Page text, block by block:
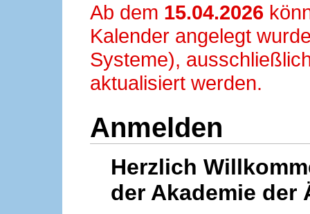
Ab dem 15.04.2026
Kalender angelegt
Systeme),
aktualisiert werden.
Anmelden
Herzlich
der Akademie der